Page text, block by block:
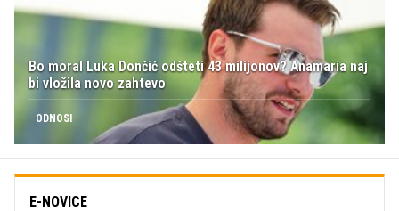
Bo moral Luka Dončić odšteti 43 milijonov? Anamaria naj
bi vložila novo zahtevo
ODNOSI
E-NOVICE